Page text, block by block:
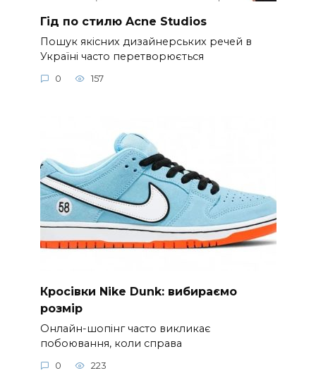
Гід по стилю Acne Studios
Пошук якісних дизайнерських речей в
Україні часто перетворюється
0 157
Кросівки Nike Dunk: вибираємо
розмір
Онлайн-шопінг часто викликає
побоювання, коли справа
0 223